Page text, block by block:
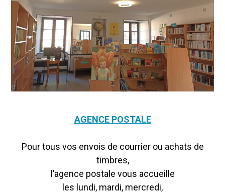
AGENCE POSTALE
Pour tous vos envois de courrier ou achats de
timbres,
l’agence postale vous accueille
les lundi, mardi, mercredi,